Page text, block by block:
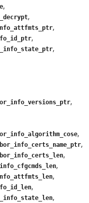
,
,
,
,
,
,
,
,
,
,
,
,
,